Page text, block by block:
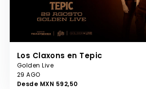
Los Claxons en Tepic
Golden Live
29 AGO
Desde MXN 592,50